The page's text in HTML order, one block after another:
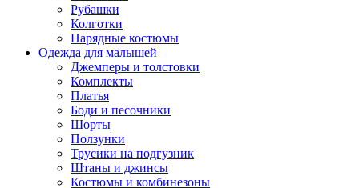
Рубашки
Колготки
Нарядные костюмы
Одежда для малышей
Джемперы и толстовки
Комплекты
Платья
Боди и песочники
Шорты
Ползунки
Трусики на подгузник
Штаны и джинсы
Костюмы и комбинезоны